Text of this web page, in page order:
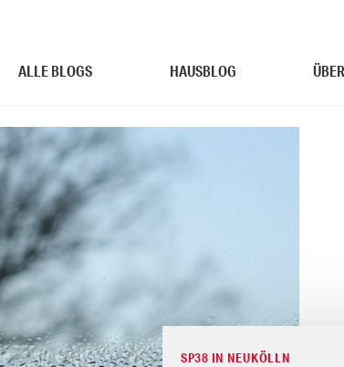
ALLE BLOGS HAUSBLOG
SP38 IN NEUKÖLLN